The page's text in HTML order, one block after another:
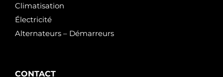
Climatisation
Électricité
Alternateurs – Démarreurs
CONTACT